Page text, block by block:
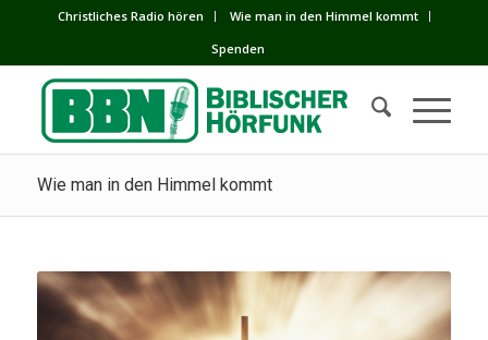
Сhristliches Radio hören
Wie man in den Himmel kommt
Spenden
Wie man in den Himmel kommt